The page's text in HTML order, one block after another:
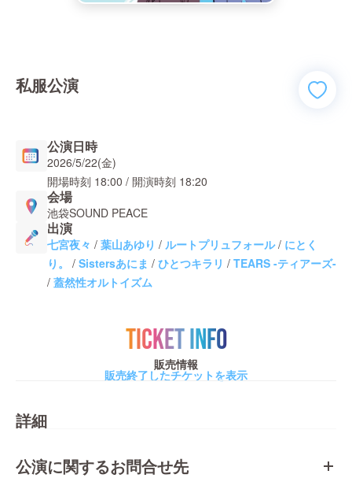
私服公演
公演日時
2026/5/22(金)
開場時刻 18:00 / 開演時刻 18:20
会場
池袋SOUND PEACE
出演
七宮夜々 / 葉山あゆり / ルートプリュフォール/ にとく
り。
/ Sistersあにま / ひとつキラリ / TEARS -ティアーズ-
/ 蓋然性オルトイズム
TICKET INFO
販売情報
販売終了したチケットを表示
詳細
公演に関するお問合せ先